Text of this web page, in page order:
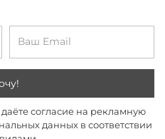
согласие на рекламную
данных в соответствии